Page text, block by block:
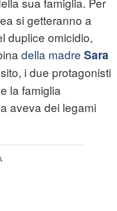
si getteranno a
duplice omicidio,
della madre Sara
i due protagonisti
la famiglia
aveva dei legami